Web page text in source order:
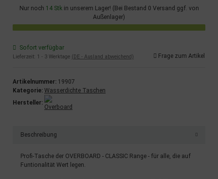
Nur noch 14 Stkin unserem Lager! (Bei Bestand 0 Versand ggf. von
Außenlager)
Sofort verfügbar
Lieferzeit: 1 - 3 Werktage (DE - Ausland abweichend) Frage zum Artikel
Artikelnummer: 19907
Kategorie: Wasserdichte Taschen
Hersteller:
Beschreibung
Profi-Tasche der OVERBOARD - CLASSIC Range - für alle, die auf
Funtionalität Wert legen.